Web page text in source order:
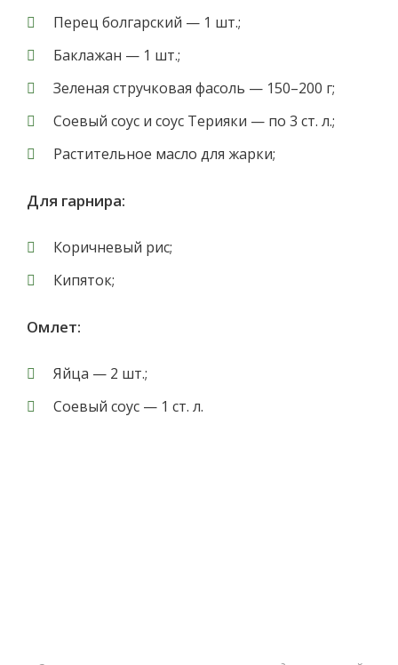
Перец болгарский — 1 шт.;
Баклажан — 1 шт.;
Зеленая стручковая фасоль — 150–200 г;
Соевый соус и соус Терияки — по 3 ст. л.;
Растительное масло для жарки;
Для гарнира:
Коричневый рис;
Кипяток;
Омлет:
Яйца — 2 шт.;
Соевый соус — 1 ст. л.